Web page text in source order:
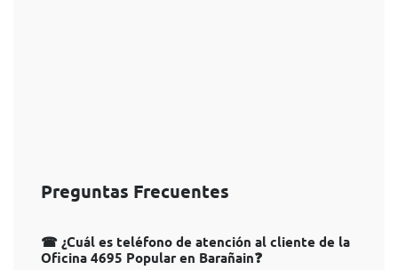
Preguntas Frecuentes
☎ ¿Cuál es teléfono de atención al cliente de la
Oficina 4695 Popular en Barañain❓